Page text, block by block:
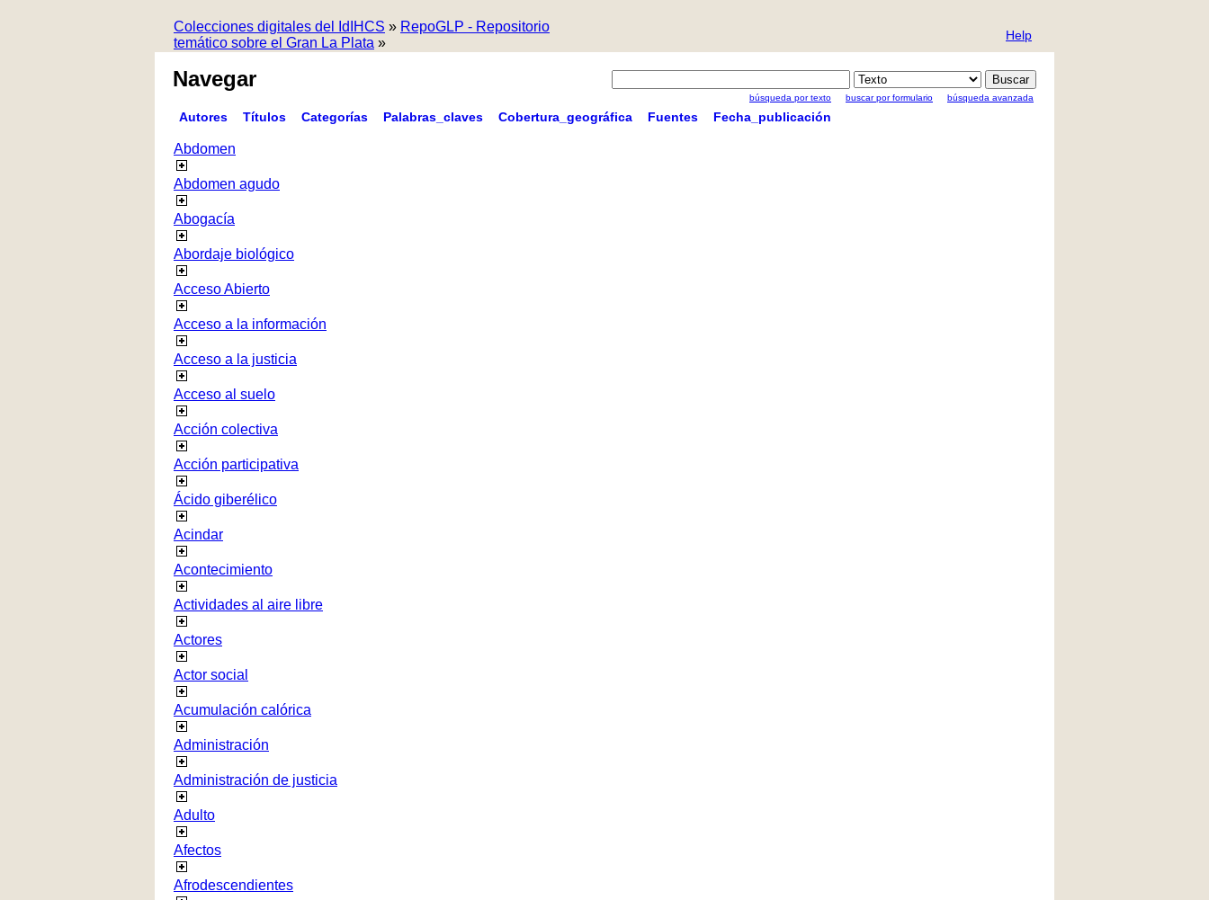
Colecciones digitales del IdIHCS » RepoGLP - Repositorio
temático sobre el Gran La Plata » Help
Navegar
búsqueda por texto buscar por formulario búsqueda avanzada
Autores Títulos Categorías Palabras_claves Cobertura_geográfica Fuentes Fecha_publicación
Abdomen
Abdomen agudo
Abogacía
Abordaje biológico
Acceso Abierto
Acceso a la información
Acceso a la justicia
Acceso al suelo
Acción colectiva
Acción participativa
Ácido giberélico
Acindar
Acontecimiento
Actividades al aire libre
Actores
Actor social
Acumulación calórica
Administración
Administración de justicia
Adulto
Afectos
Afrodescendientes